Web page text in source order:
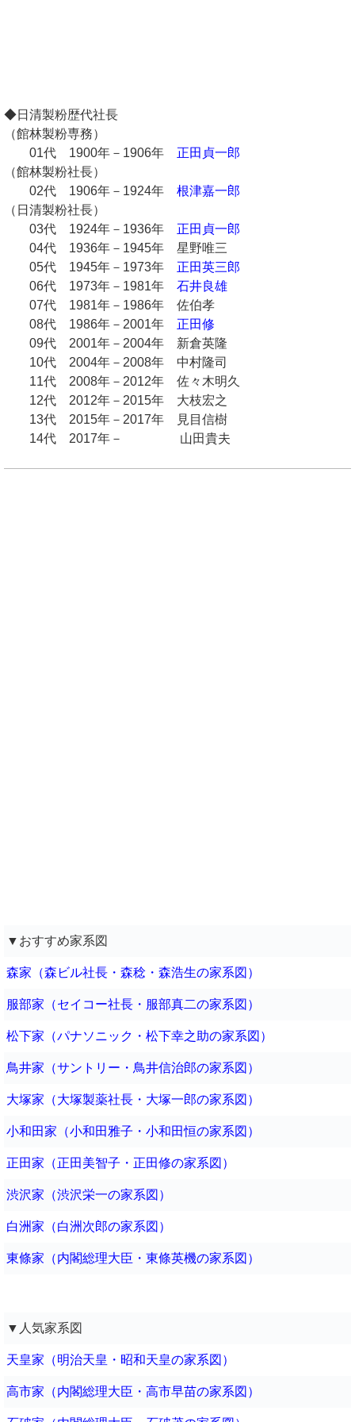
◆日清製粉歴代社長
（館林製粉専務）
01代 1900年－1906年 正田貞一郎
（館林製粉社長）
02代 1906年－1924年 根津嘉一郎
（日清製粉社長）
03代 1924年－1936年 正田貞一郎
04代 1936年－1945年 星野唯三
05代 1945年－1973年 正田英三郎
06代 1973年－1981年 石井良雄
07代 1981年－1986年 佐伯孝
08代 1986年－2001年 正田修
09代 2001年－2004年 新倉英隆
10代 2004年－2008年 中村隆司
11代 2008年－2012年 佐々木明久
12代 2012年－2015年 大枝宏之
13代 2015年－2017年 見目信樹
14代 2017年－ 山田貴夫
▼おすすめ家系図
森家（森ビル社長・森稔・森浩生の家系図）
服部家（セイコー社長・服部真二の家系図）
松下家（パナソニック・松下幸之助の家系図）
鳥井家（サントリー・鳥井信治郎の家系図）
大塚家（大塚製薬社長・大塚一郎の家系図）
小和田家（小和田雅子・小和田恒の家系図）
正田家（正田美智子・正田修の家系図）
渋沢家（渋沢栄一の家系図）
白洲家（白洲次郎の家系図）
東條家（内閣総理大臣・東條英機の家系図）
▼人気家系図
天皇家（明治天皇・昭和天皇の家系図）
高市家（内閣総理大臣・高市早苗の家系図）